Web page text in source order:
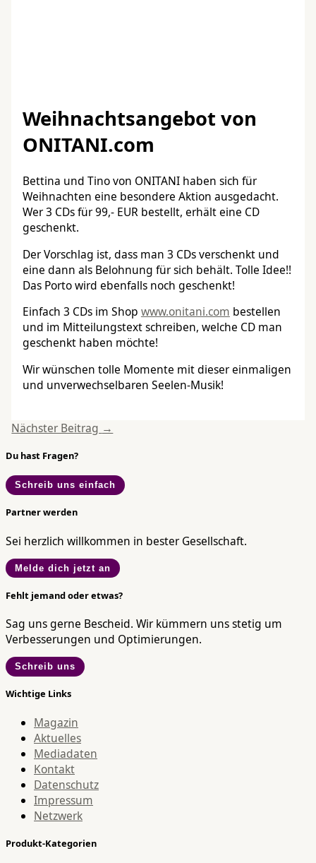
Weihnachtsangebot von
ONITANI.com
Bettina und Tino von ONITANI haben sich für
Weihnachten eine besondere Aktion ausgedacht.
Wer 3 CDs für 99,- EUR bestellt, erhält eine CD
geschenkt.
Der Vorschlag ist, dass man 3 CDs verschenkt und
eine dann als Belohnung für sich behält. Tolle Idee!!
Das Porto wird ebenfalls noch geschenkt!
Einfach 3 CDs im Shop www.onitani.com bestellen
und im Mitteilungstext schreiben, welche CD man
geschenkt haben möchte!
Wir wünschen tolle Momente mit dieser einmaligen
und unverwechselbaren Seelen-Musik!
Nächster Beitrag →
Du hast Fragen?
Schreib uns einfach
Partner werden
Sei herzlich willkommen in bester Gesellschaft.
Melde dich jetzt an
Fehlt jemand oder etwas?
Sag uns gerne Bescheid. Wir kümmern uns stetig um
Verbesserungen und Optimierungen.
Schreib uns
Wichtige Links
Magazin
Aktuelles
Mediadaten
Kontakt
Datenschutz
Impressum
Netzwerk
Produkt-Kategorien